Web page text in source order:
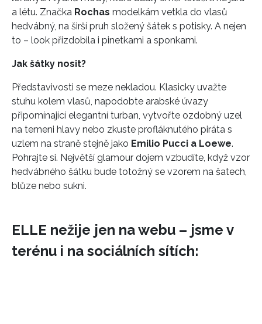
a létu. Značka Rochas modelkám vetkla do vlasů
hedvábný, na širší pruh složený šátek s potisky. A nejen
to – look přizdobila i pinetkami a sponkami.
Jak šátky nosit?
Představivosti se meze nekladou. Klasicky uvažte
stuhu kolem vlasů, napodobte arabské úvazy
připomínající elegantní turban, vytvořte ozdobný uzel
na temeni hlavy nebo zkuste profláknutého piráta s
uzlem na straně stejně jako Emilio Pucci a Loewe.
Pohrajte si. Největší glamour dojem vzbudíte, když vzor
hedvábného šátku bude totožný se vzorem na šatech,
blůze nebo sukni.
ELLE nežije jen na webu – jsme v
terénu i na sociálních sítích: